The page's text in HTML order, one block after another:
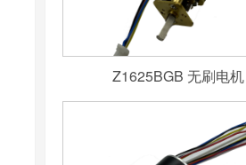
Z1625BGB 无刷电机